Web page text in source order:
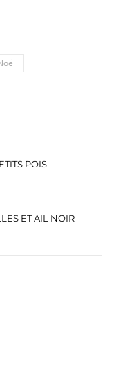
POIS
ET AIL NOIR